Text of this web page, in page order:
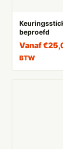
beproefd
Vanaf€
BTW